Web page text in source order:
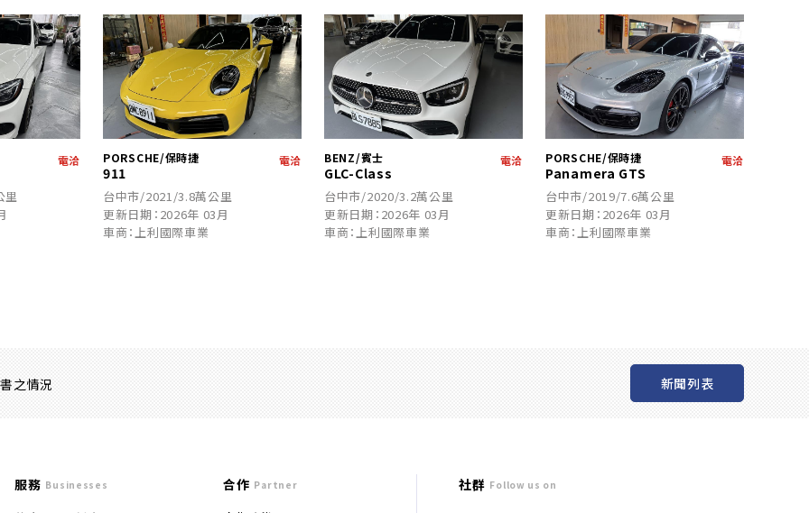
電洽
里
PORSCHE/保時捷
911
電洽
台中市/2021/3.8萬公里
更新日期：2026年 03月
車商：上利國際車業
BENZ/賓士
GLC-Class
電洽
台中市/2020/3.2萬公里
更新日期：2026年 03月
車商：上利國際車業
PORSCHE/保時捷
Panamera GTS
電洽
台中市/2019/7.6萬公里
更新日期：2026年 03月
車商：上利國際車業
之情況 新聞列表
服務 Businesses 合作 Partner 社群 Follow us on